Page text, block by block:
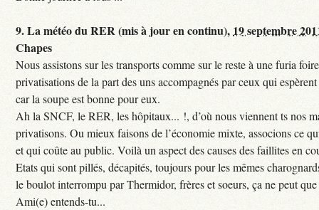
9.La météo du RER (mis à jour en continu), 19 septembre
Chapes
Nous assistons sur les transports comme sur le reste à une furia
privatisations de la part des uns accompagnés par ceux qui
car la soupe est bonne pour eux.
Ah la SNCF, le RER, les hôpitaux... !, d’où nous viennent ts nos
privatisons. Ou mieux faisons de l’économie mixte, associons ce
et qui coûte au public. Voilà un aspect des causes des faillites en
Etats qui sont pillés, décapités, toujours pour les mêmes
le boulot interrompu par Thermidor, frères et soeurs, ça ne peut
Ami(e) entends-tu...